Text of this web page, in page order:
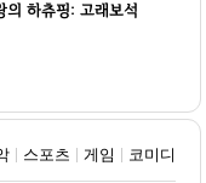
의 하츄핑: 고래보석
코미디
게임
스포츠